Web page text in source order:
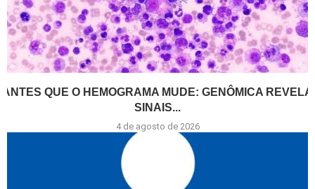
ANTES QUE O HEMOGRAMA MUDE: GENÔMICA REVELA
SINAIS...
4 de agosto de 2026